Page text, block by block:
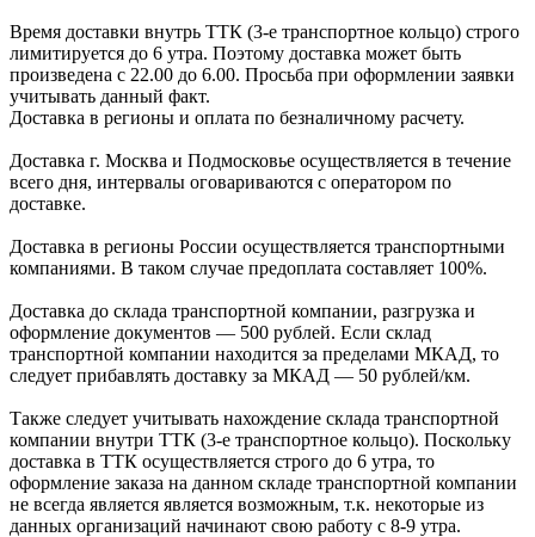
Время доставки внутрь ТТК (3-е транспортное кольцо) строго
лимитируется до 6 утра. Поэтому доставка может быть
произведена с 22.00 до 6.00. Просьба при оформлении заявки
учитывать данный факт.
Доставка в регионы и оплата по безналичному расчету.
Доставка г. Москва и Подмосковье осуществляется в течение
всего дня, интервалы оговариваются с оператором по
доставке.
Доcтавка в регионы России осуществляется транспортными
компаниями. В таком случае предоплата составляет 100%.
Доставка до склада транспортной компании, разгрузка и
оформление документов — 500 рублей. Если склад
транспортной компании находится за пределами МКАД, то
следует прибавлять доставку за МКАД — 50 рублей/км.
Также следует учитывать нахождение склада транспортной
компании внутри ТТК (3-е транспортное кольцо). Поскольку
доставка в ТТК осуществляется строго до 6 утра, то
оформление заказа на данном складе транспортной компании
не всегда является является возможным, т.к. некоторые из
данных организаций начинают свою работу с 8-9 утра.